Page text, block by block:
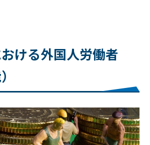
ける外国人労働者